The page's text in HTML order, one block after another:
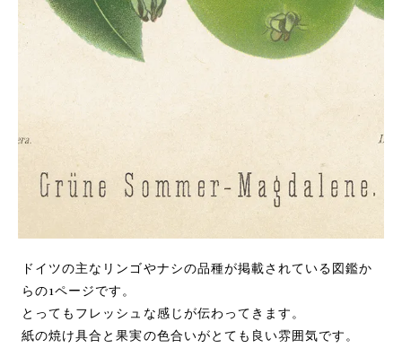
ドイツの主なリンゴやナシの品種が掲載されている図鑑か
らの1ページです。
とってもフレッシュな感じが伝わってきます。
紙の焼け具合と果実の色合いがとても良い雰囲気です。